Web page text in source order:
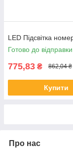
LED Підсвітка
Готово до відправки
775,83 ₴ 862,04 ₴
Купити
Про нас